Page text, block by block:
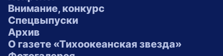
Внимание, конкурс
Спецвыпуски
Архив
О газете «Тихоокеанская звезда»